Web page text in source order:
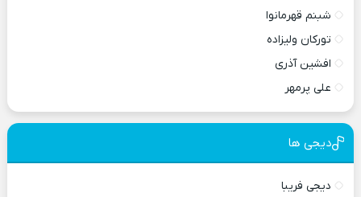
شبنم قهرمانوا
تورکان ولیزاده
افشین آذری
علی پرمهر
دیجی ها
دیجی فریبا